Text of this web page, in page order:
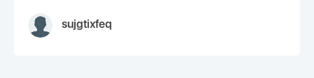
sujgtixfeq